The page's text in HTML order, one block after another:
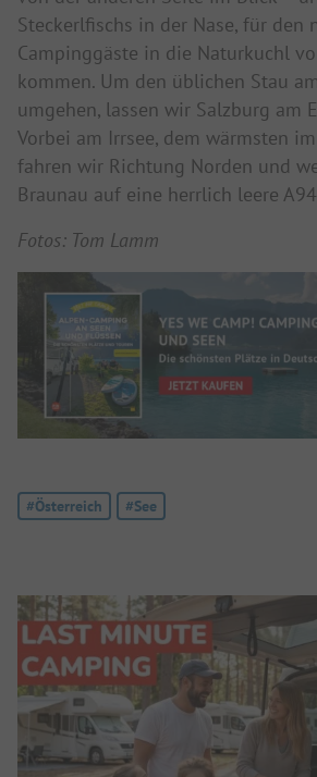
Steckerlfischs in der Nase, für den
Campinggäste in die Naturkuchl
kommen. Um den üblichen Stau
umgehen, lassen wir Salzburg am
Vorbei am Irrsee, dem wärmsten
fahren wir Richtung Norden und
Braunau auf eine herrlich leere
Fotos: Tom Lamm
Tag:
#Österreich Tag:
#See